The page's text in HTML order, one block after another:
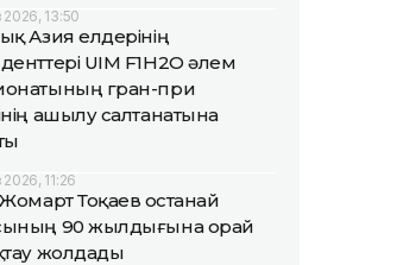
2026, 13:50
Азия елдерінің
UIM F1H2O әлем
гран-при
ашылу салтанатына
2026, 11:26
Тоқаев Қостанай
90 жылдығына орай
жолдады